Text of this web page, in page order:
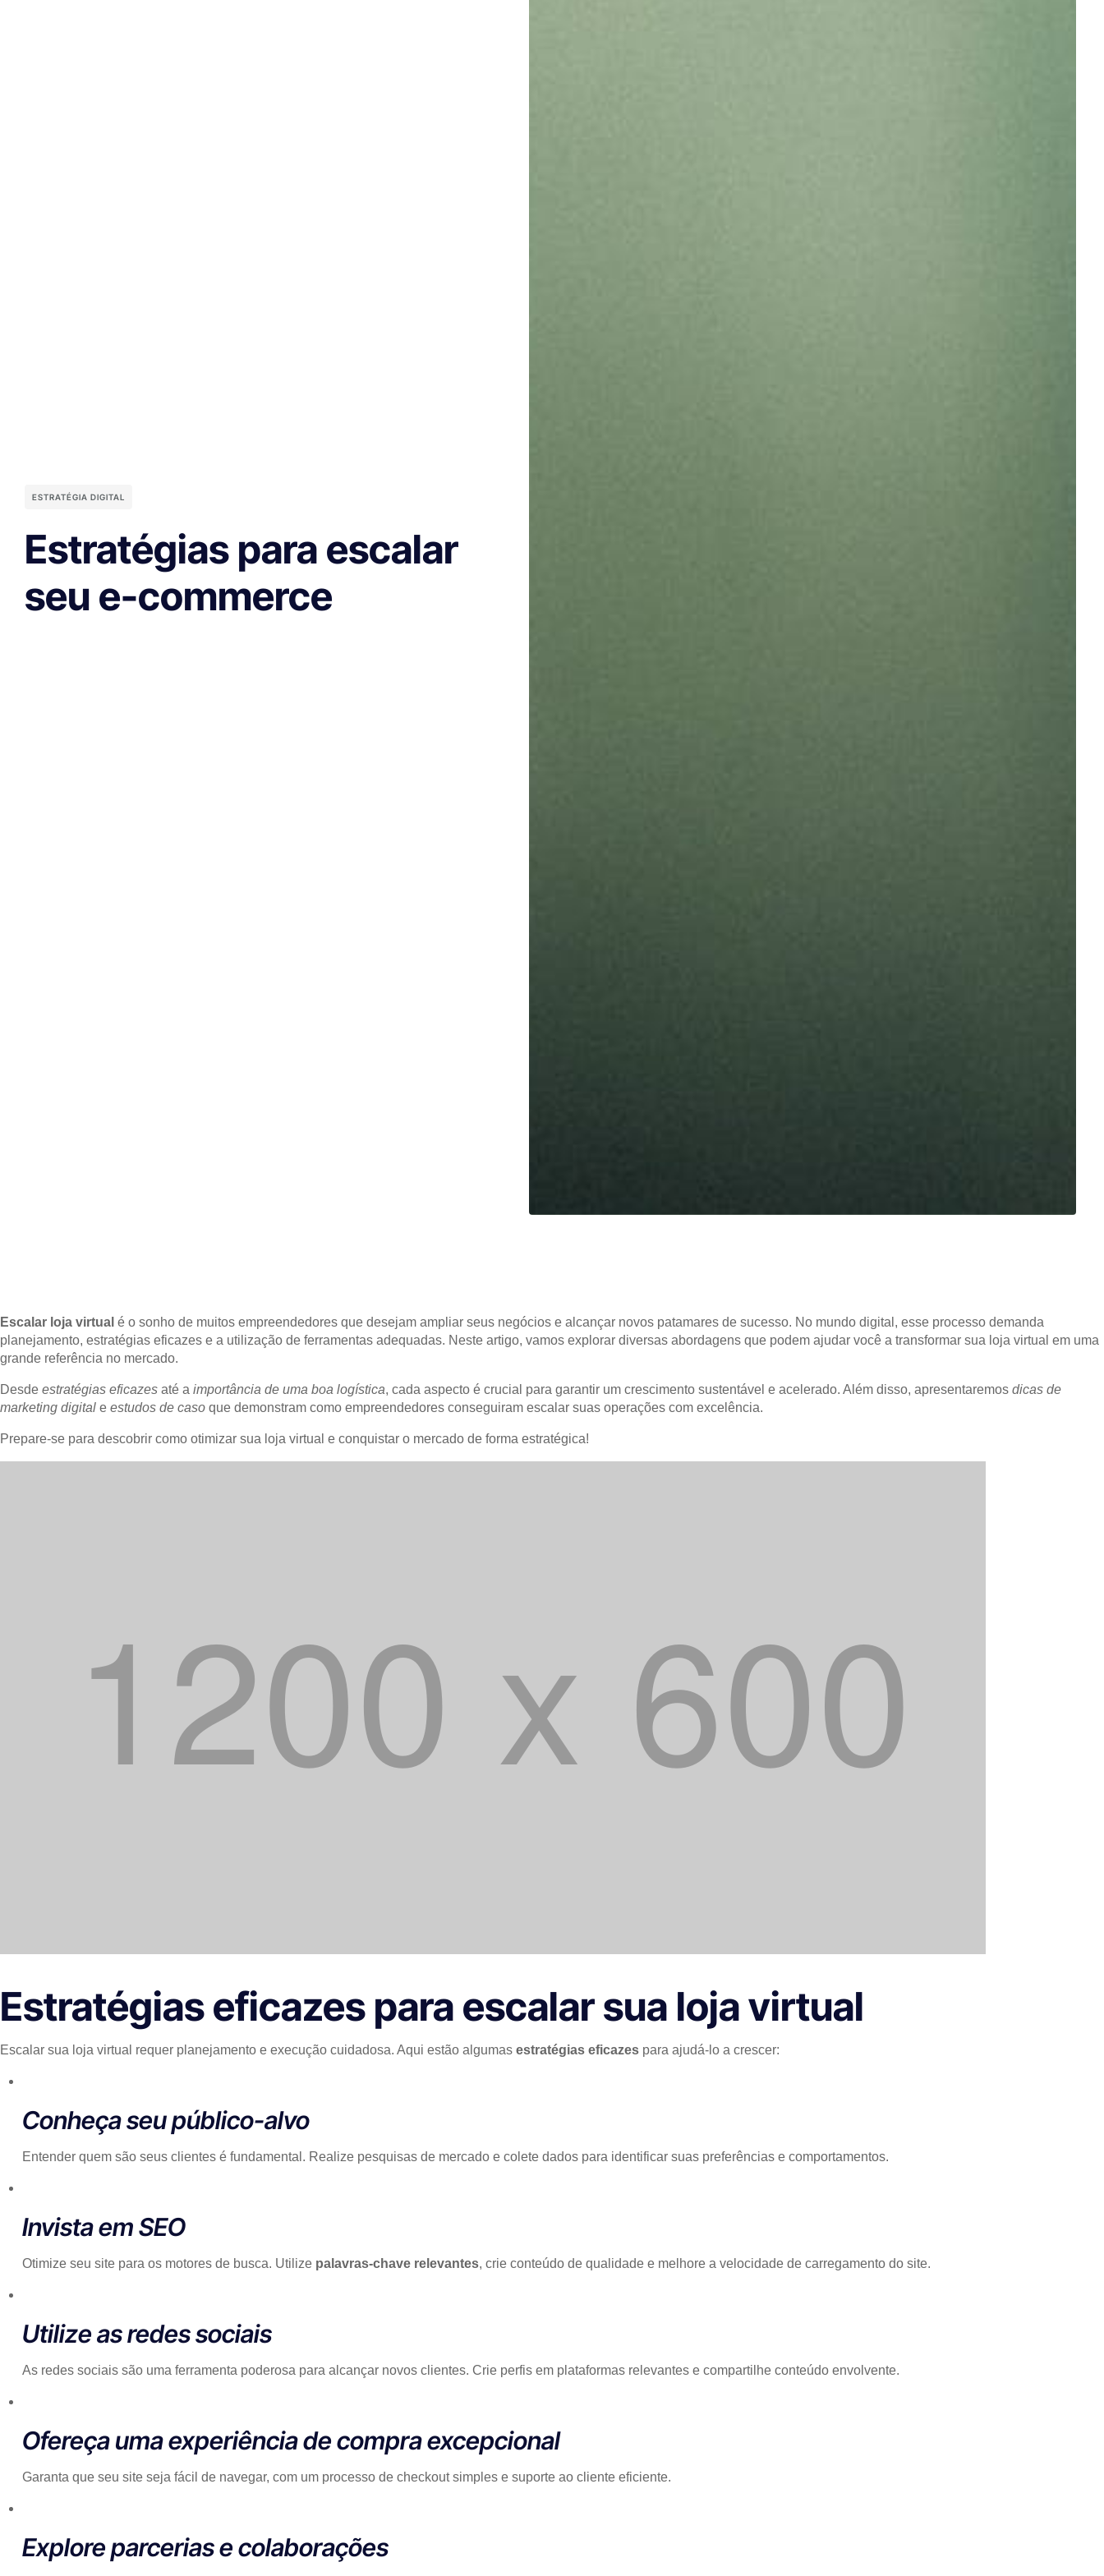
ESTRATÉGIA DIGITAL
Estratégias para escalar
seu e-commerce
Escalar loja virtual é o sonho de muitos empreendedores que desejam ampliar seus negócios e alcançar novos patamares de sucesso. No mundo digital, esse processo demanda
planejamento, estratégias eficazes e a utilização de ferramentas adequadas. Neste artigo, vamos explorar diversas abordagens que podem ajudar você a transformar sua loja virtual em uma
grande referência no mercado.
Desde estratégias eficazes até a importância de uma boa logística, cada aspecto é crucial para garantir um crescimento sustentável e acelerado. Além disso, apresentaremos dicas de
marketing digital e estudos de caso que demonstram como empreendedores conseguiram escalar suas operações com excelência.
Prepare-se para descobrir como otimizar sua loja virtual e conquistar o mercado de forma estratégica!
Estratégias eficazes para escalar sua loja virtual
Escalar sua loja virtual requer planejamento e execução cuidadosa. Aqui estão algumas estratégias eficazes para ajudá-lo a crescer:
Conheça seu público-alvo
Entender quem são seus clientes é fundamental. Realize pesquisas de mercado e colete dados para identificar suas preferências e comportamentos.
Invista em SEO
Otimize seu site para os motores de busca. Utilize palavras-chave relevantes, crie conteúdo de qualidade e melhore a velocidade de carregamento do site.
Utilize as redes sociais
As redes sociais são uma ferramenta poderosa para alcançar novos clientes. Crie perfis em plataformas relevantes e compartilhe conteúdo envolvente.
Ofereça uma experiência de compra excepcional
Garanta que seu site seja fácil de navegar, com um processo de checkout simples e suporte ao cliente eficiente.
Explore parcerias e colaborações